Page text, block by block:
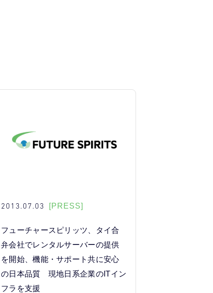
2013.07.03 [PRESS]
フューチャースピリッツ、タイ合
弁会社でレンタルサーバーの提供
を開始、機能・サポート共に安心
の日本品質 現地日系企業のITイン
フラを支援